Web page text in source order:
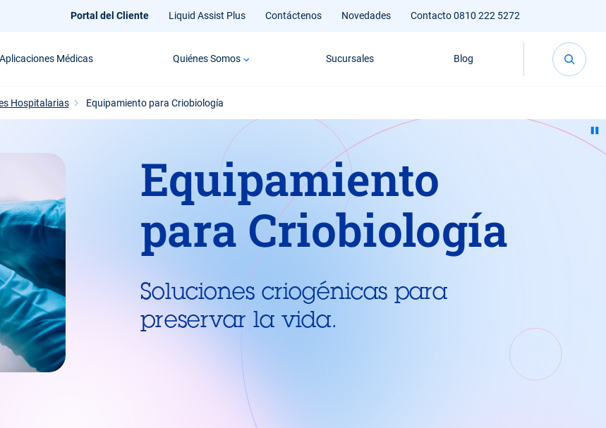
Portal del Cliente Liquid Assist Plus Contáctenos Novedades Contacto 0810 222 5272
Aplicaciones Médicas Quiénes Somos Sucursales Blog
Hospitalarias Equipamiento para Criobiología
Equipamiento
para Criobiología
Soluciones criogénicas para
preservar la vida.